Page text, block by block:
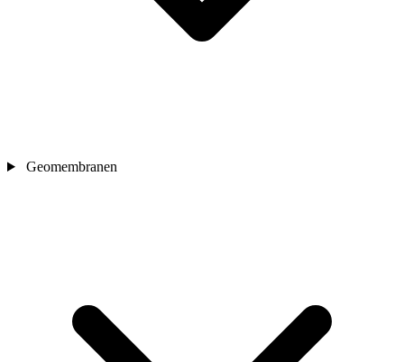
Geomembranen